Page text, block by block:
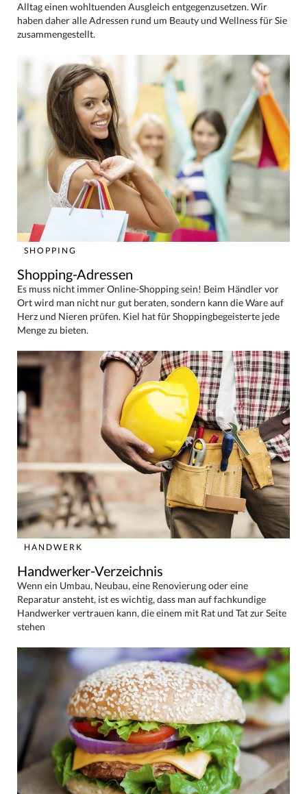
Alltag einen wohltuenden Ausgleich entgegenzusetzen. Wir
haben daher alle Adressen rund um Beauty und Wellness für Sie
zusammengestellt.
SHOPPING
Shopping-Adressen
Es muss nicht immer Online-Shopping sein! Beim Händler vor
Ort wird man nicht nur gut beraten, sondern kann die Ware auf
Herz und Nieren prüfen. Kiel hat für Shoppingbegeisterte jede
Menge zu bieten.
HANDWERK
Handwerker-Verzeichnis
Wenn ein Umbau, Neubau, eine Renovierung oder eine
Reparatur ansteht, ist es wichtig, dass man auf fachkundige
Handwerker vertrauen kann, die einem mit Rat und Tat zur Seite
stehen